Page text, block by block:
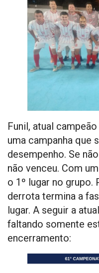
Funil, atual
uma campanha que
desempenho. Se
não venceu. Com
o 1º lugar no grupo.
derrota termina a
lugar. A seguir a
faltando somente
encerramento: